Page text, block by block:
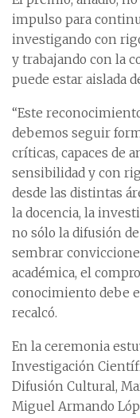
impulso para
investigando con
y trabajando con la
puede estar aislada
“Este
debemos seguir
críticas, capaces de
sensibilidad y con
desde las distintas
la docencia, la
no sólo la difusión
sembrar
académica, el
conocimiento debe
recalcó.
En la ceremonia
Investigación
Difusión Cultural,
Miguel Armando